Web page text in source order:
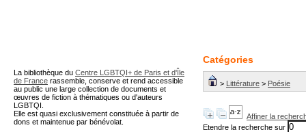
Catégories
> Littérature > Poésie
Affiner la
Etendre la recherche sur
La bibliothèque du Centre LGBTQI+ de Paris et d'Île
de France rassemble, conserve et rend accessible
au public une large collection de documents et
œuvres de fiction à thématiques ou d'auteurs
LGBTQI.
Elle est quasi exclusivement constituée à partir de
dons et maintenue par bénévolat.